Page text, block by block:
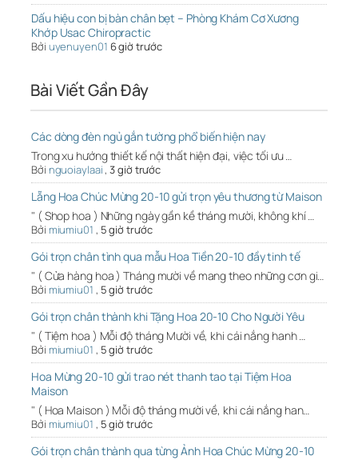
Dấu hiệu con bị bàn chân bẹt – Phòng Khám Cơ Xương
Khớp Usac Chiropractic
Bởi uyenuyen01 6 giờ trước
Bài Viết Gần Đây
Các dòng đèn ngủ gắn tường phổ biến hiện nay
Trong xu hướng thiết kế nội thất hiện đại, việc tối ưu …
Bởi nguoiaylaai,3 giờ trước
Lẵng Hoa Chúc Mừng 20-10 gửi trọn yêu thương từ Maison
" ( Shop hoa ) Những ngày gần kề tháng mười, không khí …
Bởi miumiu01 , 5 giờ trước
Gói trọn chân tình qua mẫu Hoa Tiền 20-10 đầy tinh tế
" ( Cửa hàng hoa ) Tháng mười về mang theo những cơn gi…
Bởi miumiu01 , 5 giờ trước
Gói trọn chân thành khi Tặng Hoa 20-10 Cho Người Yêu
" ( Tiệm hoa ) Mỗi độ tháng Mười về, khi cái nắng hanh …
Bởi miumiu01 , 5 giờ trước
Hoa Mừng 20-10 gửi trao nét thanh tao tại Tiệm Hoa
Maison
" ( Hoa Maison ) Mỗi độ tháng mười về, khi cái nắng han…
Bởi miumiu01 , 5 giờ trước
Gói trọn chân thành qua từng Ảnh Hoa Chúc Mừng 20-10